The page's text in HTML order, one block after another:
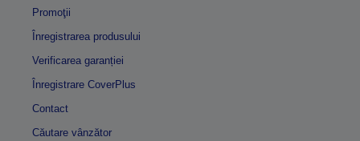
Promoţii
Înregistrarea produsului
Verificarea garanției
Înregistrare CoverPlus
Contact
Căutare vânzător